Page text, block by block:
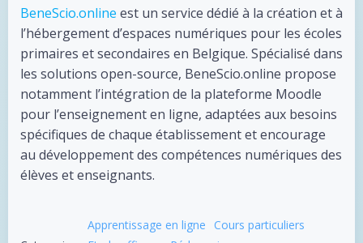
BeneScio.online est un service dédié à la création et à
l’hébergement d’espaces numériques pour les écoles
primaires et secondaires en Belgique. Spécialisé dans
les solutions open-source, BeneScio.online propose
notamment l’intégration de la plateforme Moodle
pour l’enseignement en ligne, adaptées aux besoins
spécifiques de chaque établissement et encourage
au développement des compétences numériques des
élèves et enseignants.
Apprentissage en ligne
Cours particuliers